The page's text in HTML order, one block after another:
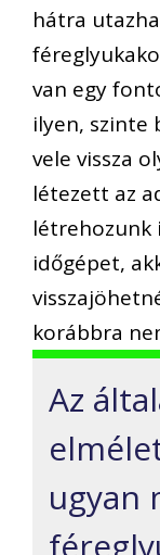
hátra
van egy
ilyen, szinte
vele vissza
létezett az
létrehozunk
időgépet,
korábbra
Az
ugyan